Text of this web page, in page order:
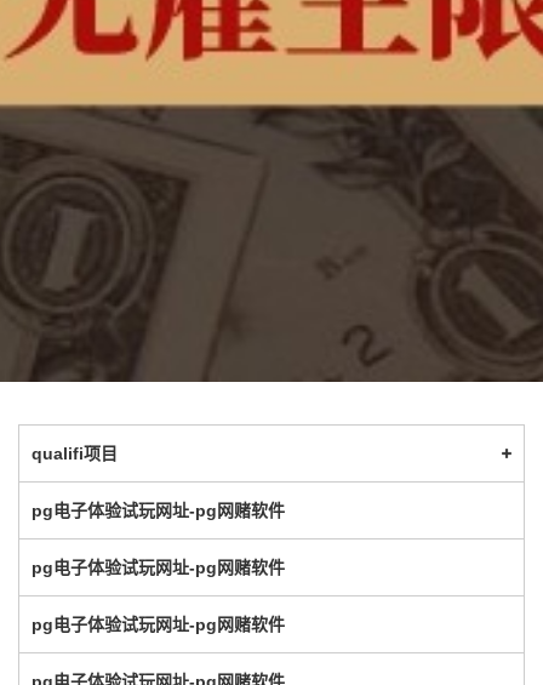
qualifi项目
pg电子体验试玩网址-pg网赌软件
pg电子体验试玩网址-pg网赌软件
pg电子体验试玩网址-pg网赌软件